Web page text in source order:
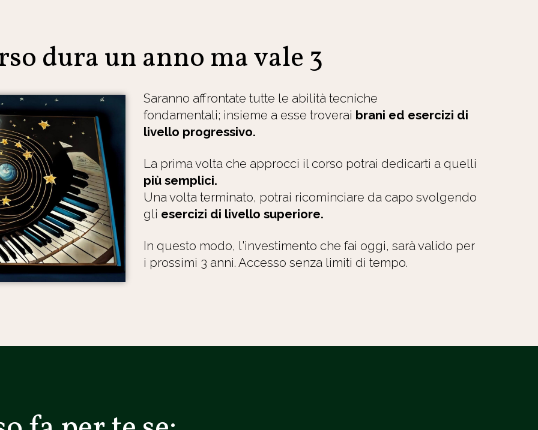
dura un anno ma vale 3
Saranno affrontate tutte le abilità tecniche
fondamentali; insieme a esse troverai brani ed esercizi di
livello progressivo.
La prima volta che approcci il corso potrai dedicarti a quelli
più semplici.
Una volta terminato, potrai ricominciare da capo svolgendo
gli esercizi di livello superiore.
In questo modo, l'investimento che fai oggi, sarà valido per
i prossimi 3 anni. Accesso senza limiti di tempo.